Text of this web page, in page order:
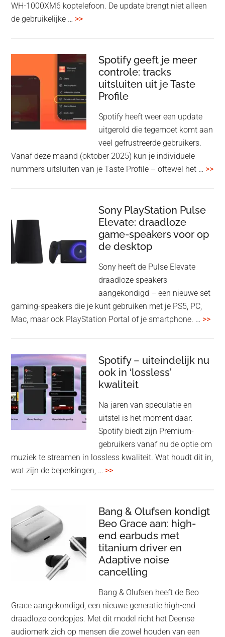
WH-1000XM6 koptelefoon. De update brengt niet alleen
de gebruikelijke … >>overSony
sharing
WF-
en
1000XM6
nieuwe
Spotify geeft je meer
controle: tracks
uitsluiten uit je Taste
Profile
Spotify heeft weer een update
uitgerold die tegemoet komt aan
veel gefrustreerde gebruikers.
Vanaf deze maand (oktober 2025) kun je individuele
nummers uitsluiten van je Taste Profile – oftewel het … >>
Sony PlayStation Pulse
Elevate: draadloze
game-speakers voor op
de desktop
Sony heeft de Pulse Elevate
draadloze speakers
aangekondigd – een nieuwe set
gaming-speakers die je kunt gebruiken met je PS5, PC,
Mac, maar ook PlayStation Portal of je smartphone. … >>
Spotify – uiteindelijk nu
ook in ‘lossless’
kwaliteit
Na jaren van speculatie en
uitstel is het moment daar:
Spotify biedt zijn Premium-
gebruikers vanaf nu de optie om
muziek te streamen in lossless kwaliteit. Wat houdt dit in,
wat zijn de beperkingen, … >>overSpotify
nu
ook
in
‘lossless’
kwaliteit
Bang & Olufsen kondigt
Beo Grace aan: high-
end earbuds met
titanium driver en
Adaptive noise
cancelling
Bang & Olufsen heeft de Beo
Grace aangekondigd, een nieuwe generatie high-end
draadloze oordopjes. Met dit model richt het Deense
audiomerk zich op mensen die zowel houden van een